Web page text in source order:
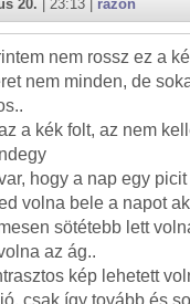
20. | 23:13 | razon
nem rossz ez a
nem minden, de
a kék folt, az nem
hogy a nap egy
volna bele a napot
sötétebb lett
az ág..
kép lehetett
csak így tovább és